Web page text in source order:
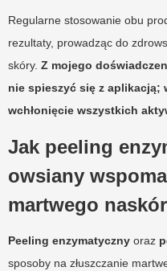
Regularne stosowanie obu
rezultaty, prowadząc do
skóry. Z mojego
nie spieszyć się z aplikacją;
wchłonięcie wszystkich
Jak peeling
owsiany
martwego
Peeling enzymatyczny oraz
sposoby na złuszczanie